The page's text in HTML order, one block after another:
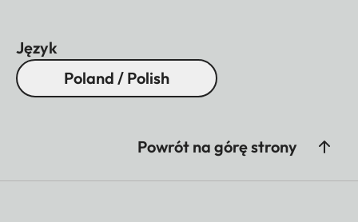
Język
Poland / Polish
Powrót na górę strony